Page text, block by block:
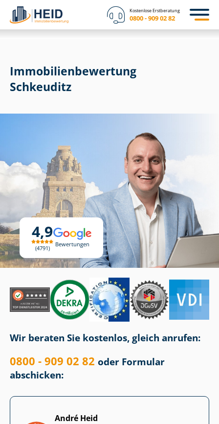
Kostenlose Erstberatung
0800 - 909 02 82
4,9
4791
Bewertungen
Immobilien­bewertung
Schkeuditz
Wir beraten Sie kostenlos, gleich anrufen:
0800 - 909 02 82 oder Formular
abschicken:
André Heid